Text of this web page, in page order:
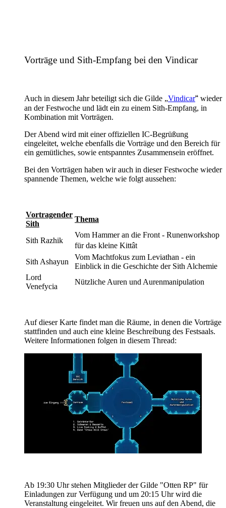
Vorträge und Sith-Empfang bei den Vindicar
Auch in diesem Jahr beteiligt sich die Gilde „Vindicar“ wieder
an der Festwoche und lädt ein zu einem Sith-Empfang, in
Kombination mit Vorträgen.
Der Abend wird mit einer offiziellen IC-Begrüßung
eingeleitet, welche ebenfalls die Vorträge und den Bereich für
ein gemütliches, sowie entspanntes Zusammensein eröffnet.
Bei den Vorträgen haben wir auch in dieser Festwoche wieder
spannende Themen, welche wie folgt aussehen:
Vortragender
Sith
Thema
Sith Razhik
Vom Hammer an die Front - Runenworkshop
für das kleine Kittât
Sith Ashayun
Vom Machtfokus zum Leviathan - ein
Einblick in die Geschichte der Sith Alchemie
Lord
Venefycia
Nützliche Auren und Aurenmanipulation
Auf dieser Karte findet man die Räume, in denen die Vorträge
stattfinden und auch eine kleine Beschreibung des Festsaals.
Weitere Informationen folgen in diesem Thread:
Ab 19:30 Uhr stehen Mitglieder der Gilde "Otten RP" für
Einladungen zur Verfügung und um 20:15 Uhr wird die
Veranstaltung eingeleitet. Wir freuen uns auf den Abend, die